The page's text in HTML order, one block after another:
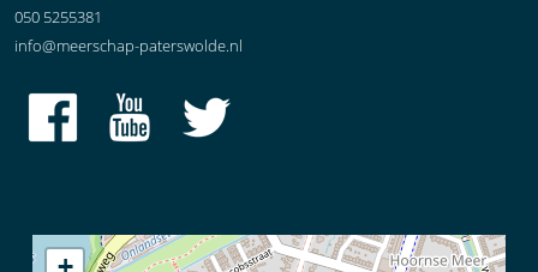
050 5255381
info@meerschap-paterswolde.nl